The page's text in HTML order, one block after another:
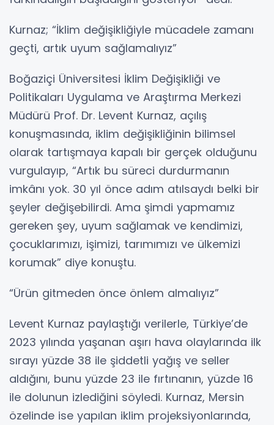
Kurnaz; “İklim değişikliğiyle mücadele zamanı
geçti, artık uyum sağlamalıyız”
Boğaziçi Üniversitesi İklim Değişikliği ve
Politikaları Uygulama ve Araştırma Merkezi
Müdürü Prof. Dr. Levent Kurnaz, açılış
konuşmasında, iklim değişikliğinin bilimsel
olarak tartışmaya kapalı bir gerçek olduğunu
vurgulayıp, “Artık bu süreci durdurmanın
imkânı yok. 30 yıl önce adım atılsaydı belki bir
şeyler değişebilirdi. Ama şimdi yapmamız
gereken şey, uyum sağlamak ve kendimizi,
çocuklarımızı, işimizi, tarımımızı ve ülkemizi
korumak” diye konuştu.
“Ürün gitmeden önce önlem almalıyız”
Levent Kurnaz paylaştığı verilerle, Türkiye’de
2023 yılında yaşanan aşırı hava olaylarında ilk
sırayı yüzde 38 ile şiddetli yağış ve seller
aldığını, bunu yüzde 23 ile fırtınanın, yüzde 16
ile dolunun izlediğini söyledi. Kurnaz, Mersin
özelinde ise yapılan iklim projeksiyonlarında,